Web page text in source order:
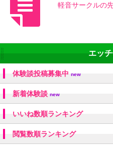
軽音サークルの
エッ
体験談投稿募集中 new
新着体験談 new
いいね数順ランキング
閲覧数順ランキング